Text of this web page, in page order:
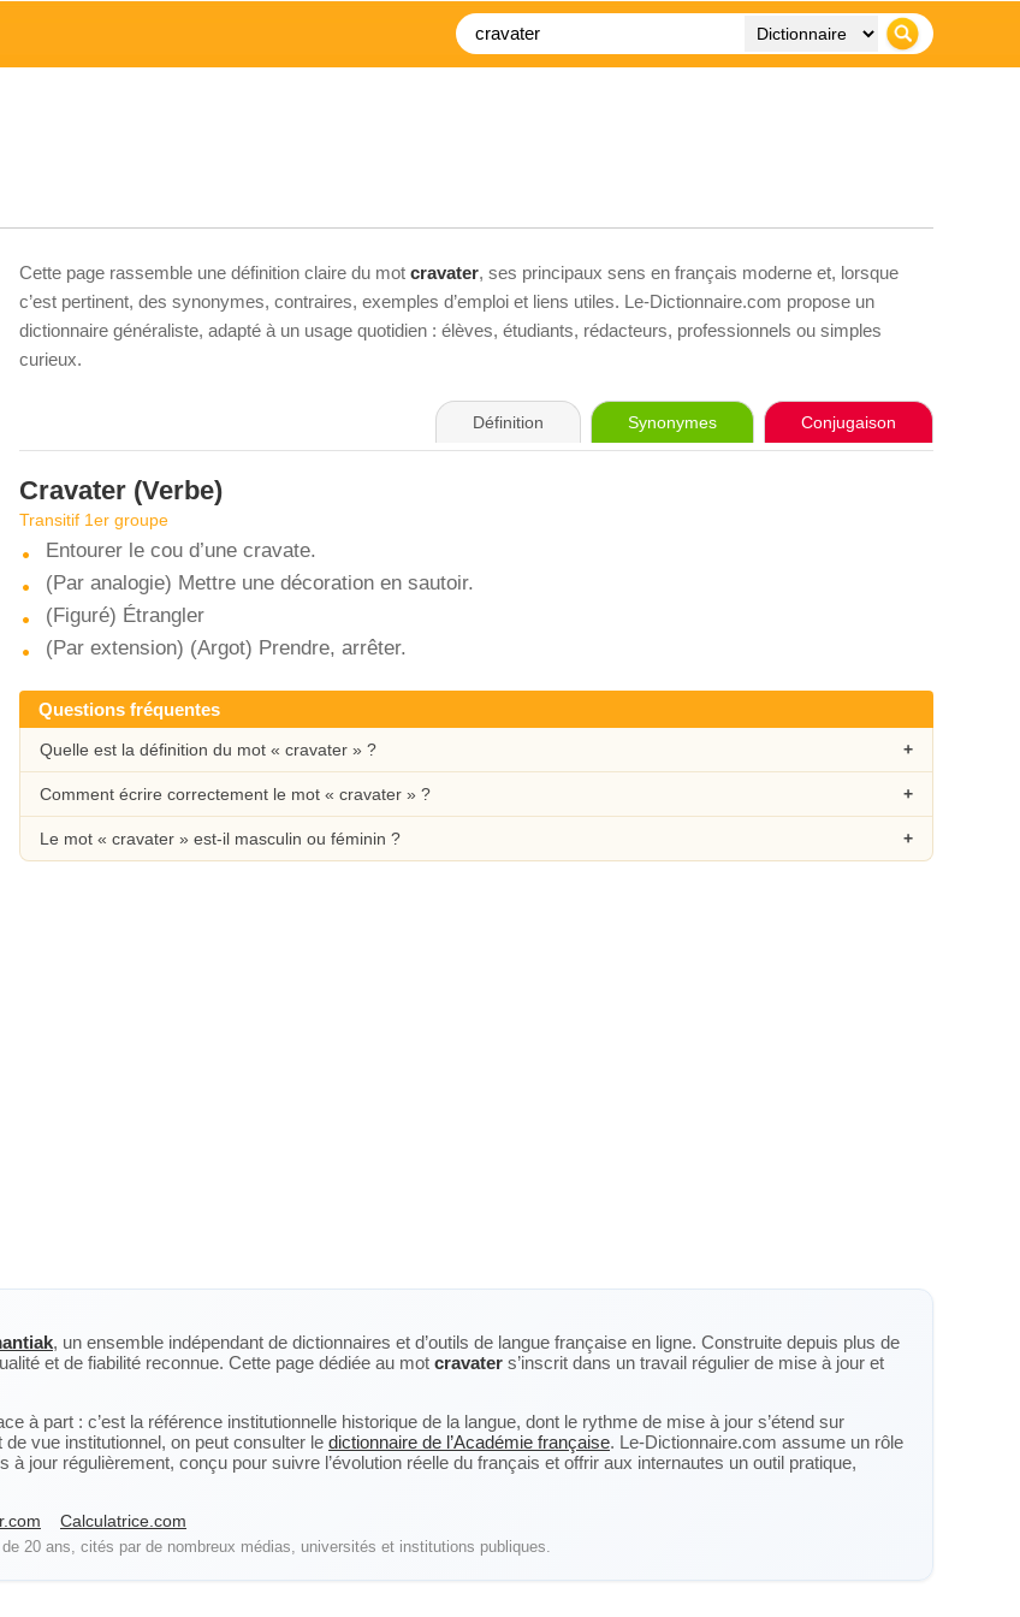
Cette page rassemble une définition claire du mot cravater, ses principaux sens en français moderne et, lorsque
c’est pertinent, des synonymes, contraires, exemples d’emploi et liens utiles. Le-Dictionnaire.com propose un
dictionnaire généraliste, adapté à un usage quotidien : élèves, étudiants, rédacteurs, professionnels ou simples
curieux.
Définition Synonymes Conjugaison
Cravater (Verbe)
Transitif 1er groupe
Entourer le cou d’une cravate.
(Par analogie) Mettre une décoration en sautoir.
(Figuré) Étrangler
(Par extension) (Argot) Prendre, arrêter.
Questions fréquentes
Quelle est la définition du mot « cravater » ?
Comment écrire correctement le mot « cravater » ?
Le mot « cravater » est-il masculin ou féminin ?
, un ensemble indépendant de dictionnaires et d’outils de langue française en ligne. Construite depuis plus de
et de fiabilité reconnue. Cette page dédiée au mot cravater s’inscrit dans un travail régulier de mise à jour et
à part : c’est la référence institutionnelle historique de la langue, dont le rythme de mise à jour s’étend sur
vue institutionnel, on peut consulter le dictionnaire de l’Académie française. Le-Dictionnaire.com assume un rôle
jour régulièrement, conçu pour suivre l’évolution réelle du français et offrir aux internautes un outil pratique,
Calculatrice.com
20 ans, cités par de nombreux médias, universités et institutions publiques.